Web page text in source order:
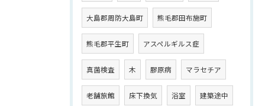
大島郡周防大島町 熊毛郡田布施町
熊毛郡平生町 アスペルギルス症
真菌検査 木 膠原病 マラセチア
老舗旅館 床下換気 浴室 建築途中